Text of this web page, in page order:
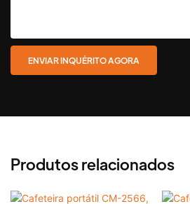
ENVIAR INQUÉRITO AGORA
Produtos relacionados